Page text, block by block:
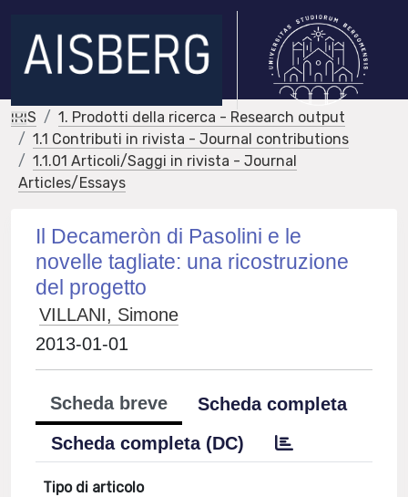
IRIS
1. Prodotti della ricerca - Research output
1.1 Contributi in rivista - Journal contributions
1.1.01 Articoli/Saggi in rivista - Journal
Articles/Essays
Il Decameròn di Pasolini e le
novelle tagliate: una ricostruzione
del progetto
VILLANI, Simone
2013-01-01
Scheda breve
Scheda completa
Scheda completa (DC)
Tipo di articolo